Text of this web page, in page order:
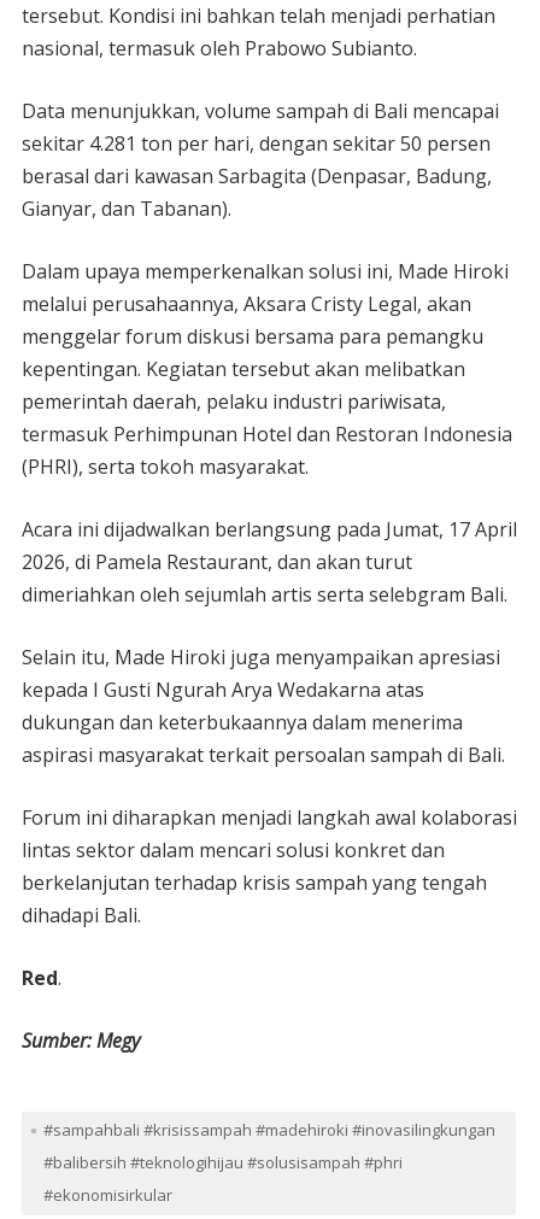
tersebut. Kondisi ini bahkan telah menjadi perhatian
nasional, termasuk oleh Prabowo Subianto.
Data menunjukkan, volume sampah di Bali mencapai
sekitar 4.281 ton per hari, dengan sekitar 50 persen
berasal dari kawasan Sarbagita (Denpasar, Badung,
Gianyar, dan Tabanan).
Dalam upaya memperkenalkan solusi ini, Made Hiroki
melalui perusahaannya, Aksara Cristy Legal, akan
menggelar forum diskusi bersama para pemangku
kepentingan. Kegiatan tersebut akan melibatkan
pemerintah daerah, pelaku industri pariwisata,
termasuk Perhimpunan Hotel dan Restoran Indonesia
(PHRI), serta tokoh masyarakat.
Acara ini dijadwalkan berlangsung pada Jumat, 17 April
2026, di Pamela Restaurant, dan akan turut
dimeriahkan oleh sejumlah artis serta selebgram Bali.
Selain itu, Made Hiroki juga menyampaikan apresiasi
kepada I Gusti Ngurah Arya Wedakarna atas
dukungan dan keterbukaannya dalam menerima
aspirasi masyarakat terkait persoalan sampah di Bali.
Forum ini diharapkan menjadi langkah awal kolaborasi
lintas sektor dalam mencari solusi konkret dan
berkelanjutan terhadap krisis sampah yang tengah
dihadapi Bali.
Red.
Sumber: Megy
#sampahbali #krisissampah #madehiroki #inovasilingkungan
#balibersih #teknologihijau #solusisampah #phri
#ekonomisirkular